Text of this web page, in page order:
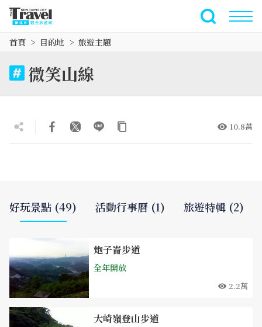
全文檢索
首頁 目的地 旅遊主題
微笑山線
10.8萬
好玩景點 (49) 活動行事曆 (1) 旅遊特輯 (2)
炮子崙步道
全年開放
2.2萬
大崎嶺登山步道